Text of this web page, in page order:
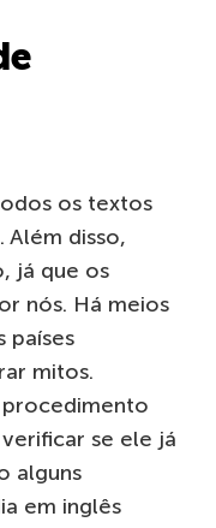
os textos
Além disso,
já que os
nós. Há meios
países
mitos.
se ele já
alguns
em inglês